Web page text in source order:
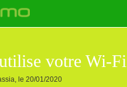
votre Wi-Fi
le 20/01/2020